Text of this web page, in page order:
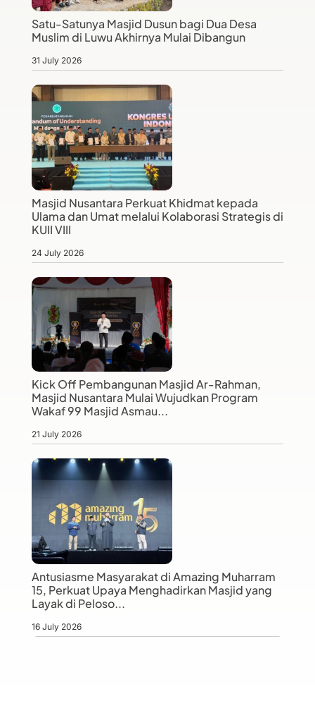
Satu-Satunya Masjid Dusun bagi Dua Desa
Muslim di Luwu Akhirnya Mulai Dibangun
31 July 2026
Masjid Nusantara Perkuat Khidmat kepada
Ulama dan Umat melalui Kolaborasi Strategis di
KUII VIII
24 July 2026
Kick Off Pembangunan Masjid Ar-Rahman,
Masjid Nusantara Mulai Wujudkan Program
Wakaf 99 Masjid Asmau...
21 July 2026
Antusiasme Masyarakat di Amazing Muharram
15, Perkuat Upaya Menghadirkan Masjid yang
Layak di Peloso...
16 July 2026